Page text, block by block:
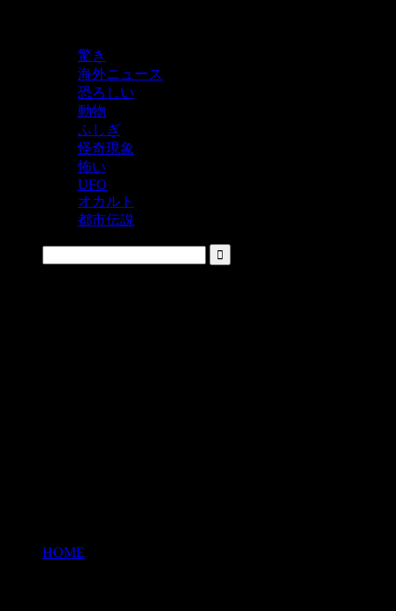
驚き
海外ニュース
恐ろしい
動物
ふしぎ
怪奇現象
怖い
UFO
オカルト
都市伝説
HOME